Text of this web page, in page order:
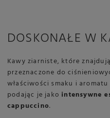
DOSKONAŁE W
Kawy ziarniste, które
przeznaczone do
właściwości smaku i
podając je jako intensywne
cappuccino.